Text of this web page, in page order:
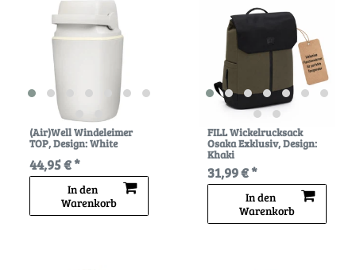
(Air)Well Windeleimer
TOP, Design: White
44,95 € *
In den
Warenkorb
FILL Wickelrucksack
Osaka Exklusiv, Design:
Khaki
31,99 € *
In den
Warenkorb